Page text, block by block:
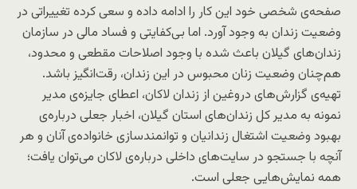
صفحه‌ی شخصی خود این کار را ادامه داده و سعی کرده تغییراتی در
وضعیت زندان به وجود آورد. اما بی‌کفایتی و فساد مالی در سازمان
زندان‌های گیلان باعث شده با وجود اصلاحات مقطعی و محدود،
هم‌چنان وضعیت زنان محبوس در این زندان، رقت‌انگیز باشد.
تهیه‌ی گزارش‌های دروغین از زندان لاکان، اعطای جایزه‌ی مدیر
نمونه به مدیر کل زندان‌های استان گیلان، اخبار جعلی درباره‌ی
بهبود وضعیت اشتغال زندانیان و توانمندسازی خانواده‌ی آنان و هر
آنچه با جستجو در سایت‌های داخلی درباره‌ی لاکان می‌توان یافت؛
همه نمایش‌هایی جعلی‌ است.